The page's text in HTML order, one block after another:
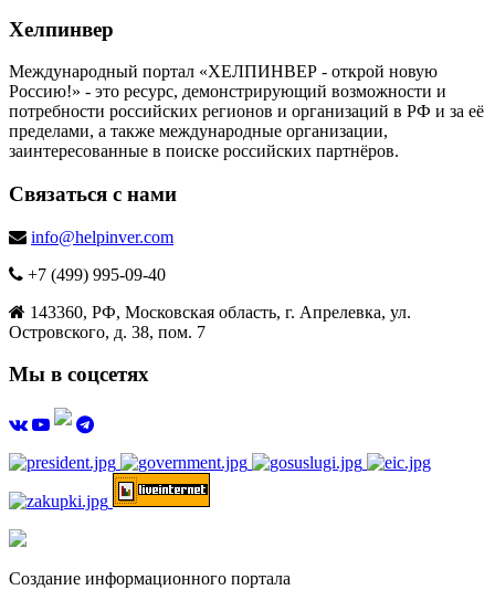
Хелпинвер
Международный портал «ХЕЛПИНВЕР - открой новую
Россию!» - это ресурс, демонстрирующий возможности и
потребности российских регионов и организаций в РФ и за её
пределами, а также международные организации,
заинтересованные в поиске российских партнёров.
Связаться с нами
info@helpinver.com
+7 (499) 995-09-40
143360, РФ, Московская область, г. Апрелевка, ул.
Островского, д. 38, пом. 7
Мы в соцсетях
Создание информационного портала